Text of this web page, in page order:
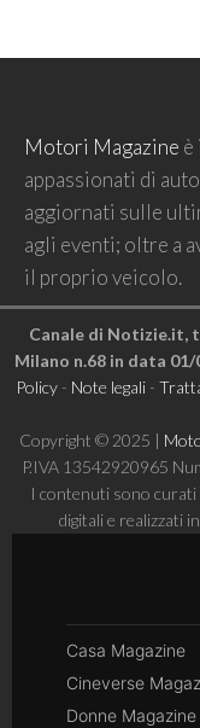
Motori Magazine è
appassionati di
aggiornati sulle
agli eventi; oltre a
il proprio veicolo.
Canale di Notizie.it,
Milano n.68 in data 01/
Policy- Note legali-
Copyright © 2025 |
P.IVA 13542920965
I contenuti sono
digitali e realizzati
Casa Magazine
Cineverse
Donne Magazine